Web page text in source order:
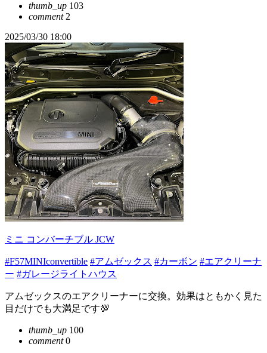
thumb_up 103
comment2
2025/03/30 18:00
ミニ コンバーチブル JCW
#F57MINIconvertible #アムゼックス #カーボン #エアクリーナ
ー #ガレージライトハウス
アムゼックスのエアクリーナーに交換。効果はともかく見た
目だけでも大満足です💯
thumb_up 100
comment0